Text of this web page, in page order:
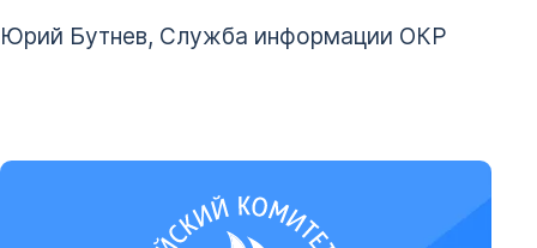
Юрий Бутнев, Служба информации ОКР